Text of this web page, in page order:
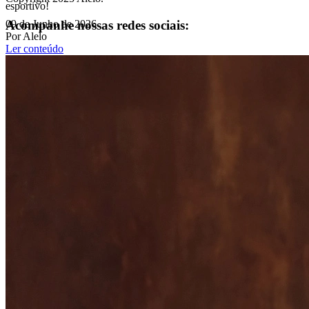
esportivo!
09 de Junho de 2026
Por Alelo
Ler conteúdo
Acompanhe nossas redes sociais: